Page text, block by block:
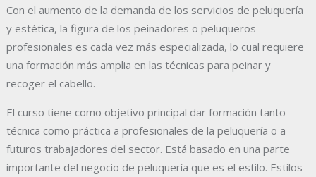
Con el aumento de la demanda de los servicios de peluquería
y estética, la figura de los peinadores o peluqueros
profesionales es cada vez más especializada, lo cual requiere
una formación más amplia en las técnicas para peinar y
recoger el cabello.
El curso tiene como objetivo principal dar formación tanto
técnica como práctica a profesionales de la peluquería o a
futuros trabajadores del sector. Está basado en una parte
importante del negocio de peluquería que es el estilo. Estilos